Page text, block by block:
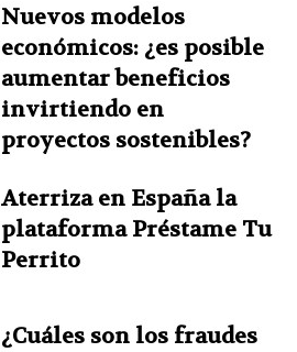
Nuevos modelos
económicos: ¿es posible
aumentar beneficios
invirtiendo en
proyectos sostenibles?
Aterriza en España la
plataforma Préstame Tu
Perrito
¿Cuáles son los fraudes